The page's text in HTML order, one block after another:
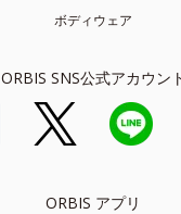
ボディウェア
ORBIS SNS公式アカウン
ORBIS アプリ